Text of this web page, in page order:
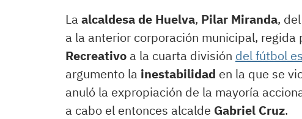
La alcaldesa de Huelva, Pilar Miranda, del
a la anterior corporación municipal, regida
Recreativo a la cuarta división del fútbol
argumento la inestabilidad en la que se
anuló la expropiación de la mayoría
a cabo el entonces alcalde Gabriel Cruz.